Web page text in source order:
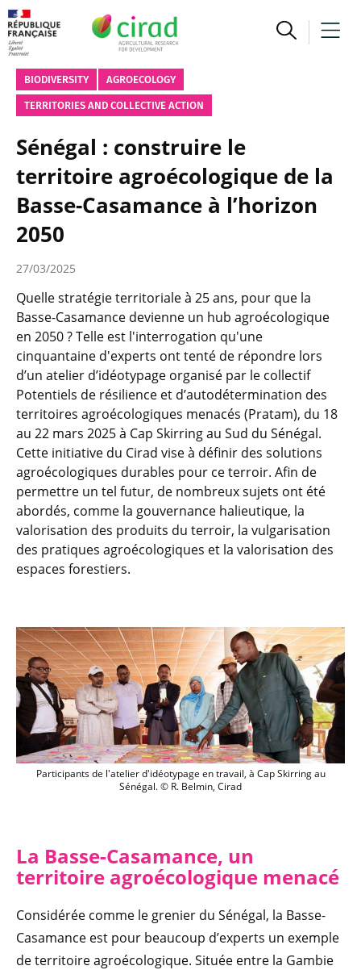
BIODIVERSITY AGROECOLOGY
TERRITORIES AND COLLECTIVE ACTION
Sénégal : construire le
territoire agroécologique de la
Basse-Casamance à l’horizon
2050
27/03/2025
Quelle stratégie territoriale à 25 ans, pour que la
Basse-Casamance devienne un hub agroécologique
en 2050 ? Telle est l'interrogation qu'une
cinquantaine d'experts ont tenté de répondre lors
d’un atelier d’idéotypage organisé par le collectif
Potentiels de résilience et d’autodétermination des
territoires agroécologiques menacés (Pratam), du 18
au 22 mars 2025 à Cap Skirring au Sud du Sénégal.
Cette initiative du Cirad vise à définir des solutions
agroécologiques durables pour ce terroir. Afin de
permettre un tel futur, de nombreux sujets ont été
abordés, comme la gouvernance halieutique, la
valorisation des produits du terroir, la vulgarisation
des pratiques agroécologiques et la valorisation des
espaces forestiers.
Participants de l'atelier d'idéotypage en
Participants de l'atelier d'idéotypage en travail, à Cap Skirring au
Sénégal. © R. Belmin, Cirad
La Basse-Casamance, un
territoire agroécologique menacé
Considérée comme le grenier du Sénégal, la Basse-
Casamance est pour beaucoup d’experts un exemple
de territoire agroécologique. Située entre la Gambie